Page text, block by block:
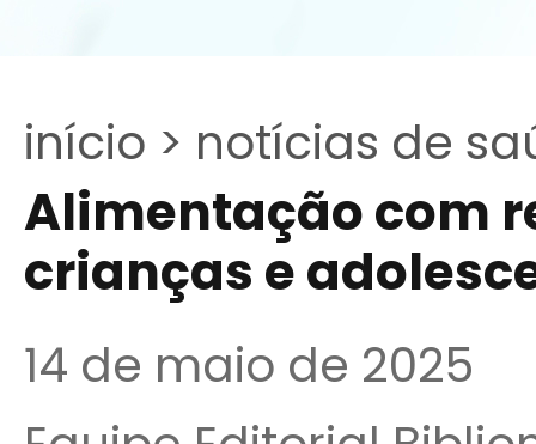
início > notícias de
Alimentação com
crianças e
14 de maio de 2025